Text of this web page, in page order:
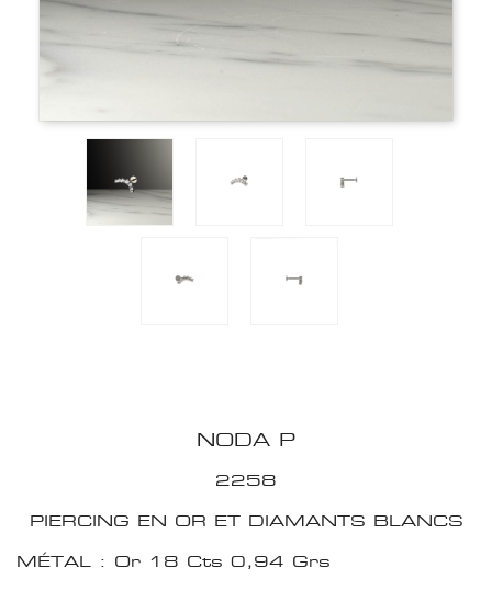
NODA P
2258
PIERCING EN OR ET DIAMANTS BLANCS
MÉTAL : Or 18 Cts 0,94 Grs